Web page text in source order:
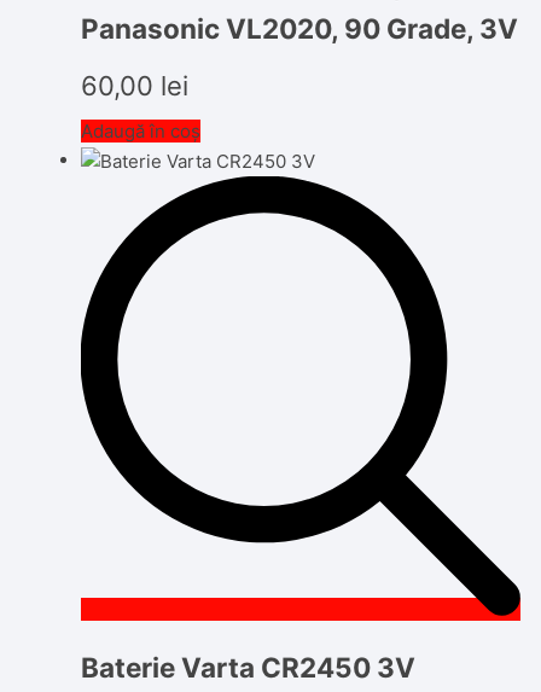
Panasonic VL2020, 90 Grade, 3V
60,00 lei
Adaugă în coș
Baterie Varta CR2450 3V